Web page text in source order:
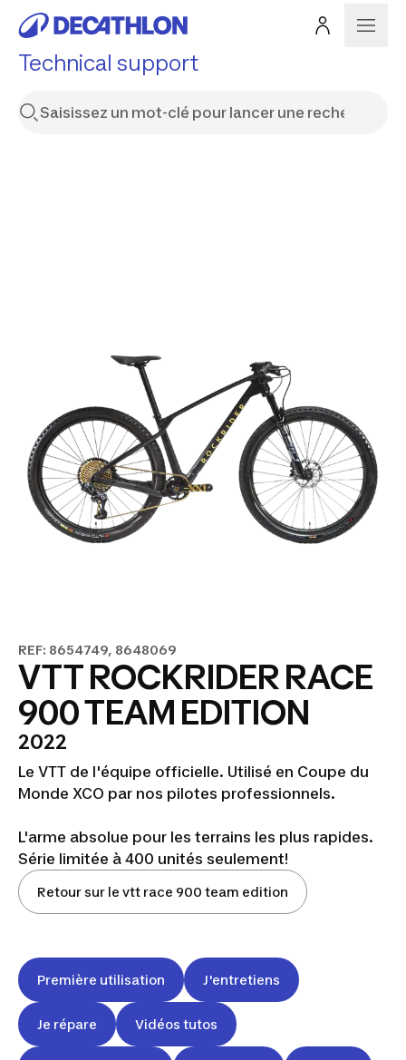
Technical support
REF: 8654749, 8648069
VTT ROCKRIDER RACE
900 TEAM EDITION
2022
Le VTT de l'équipe officielle. Utilisé en Coupe du
Monde XCO par nos pilotes professionnels.
L'arme absolue pour les terrains les plus rapides.
Série limitée à 400 unités seulement!
Retour sur le vtt race 900 team edition
Première utilisation J'entretiens
Je répare Vidéos tutos